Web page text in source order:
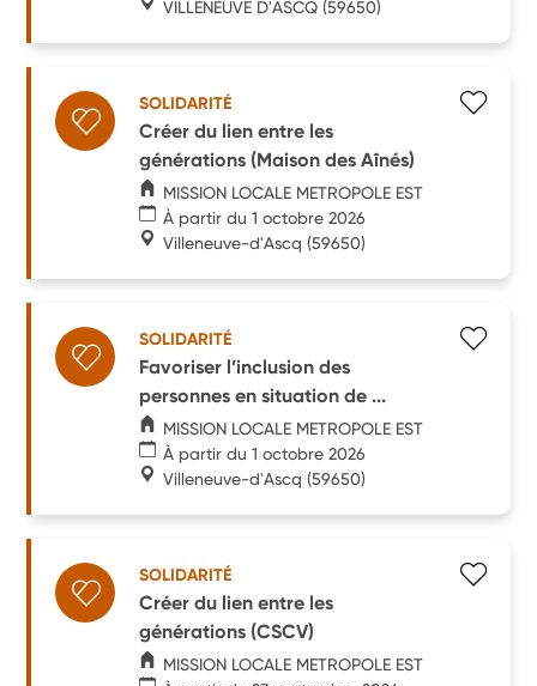
VILLENEUVE D'ASCQ (59650)
SOLIDARITÉ
Créer du lien entre les
générations (Maison des Aînés)
MISSION LOCALE METROPOLE EST
À partir du 1 octobre 2026
Villeneuve-d'Ascq (59650)
SOLIDARITÉ
Favoriser l’inclusion des
personnes en situation de ...
MISSION LOCALE METROPOLE EST
À partir du 1 octobre 2026
Villeneuve-d'Ascq (59650)
SOLIDARITÉ
Créer du lien entre les
générations (CSCV)
MISSION LOCALE METROPOLE EST